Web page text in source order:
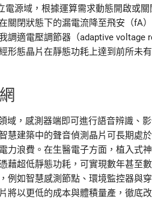
源域，根據運算需求動態開啟或關
關閉狀態下的漏電流降至飛安（fA
調適電壓調節器（adaptive voltage
形態晶片在靜態功耗上達到前所未
域，感測器端即可進行語音辨識、
慧建築中的聲音偵測晶片可長期處
力浪費。在生醫電子方面，植入式
超低靜態功耗，可實現數年甚至
例如智慧感測節點、環境監控器與
將以更低的成本與體積量產，徹底